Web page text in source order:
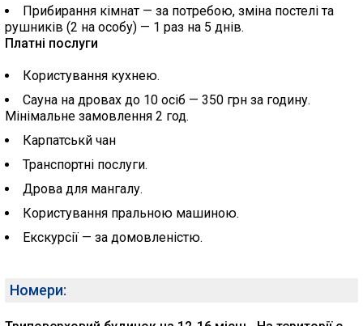
Прибирання кімнат — за потребою, зміна постелі та
рушників (2 на особу) — 1 раз на 5 днів.
Платні послуги
Користування кухнею.
Сауна на дровах до 10 осіб — 350 грн за годину.
Мінімальне замовлення 2 год.
Карпатськй чан
Транспортні послуги.
Дрова для мангалу.
Користування пральною машиною.
Екскурсії — за домовленістю.
Номери: